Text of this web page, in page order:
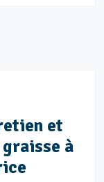
et
graisse à